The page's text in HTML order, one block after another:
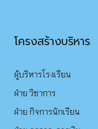
โครงสร้างบริหาร
ผู้บริหารโรงเรียน
ฝ่าย วิชาการ
ฝ่าย กิจการนักเรียน